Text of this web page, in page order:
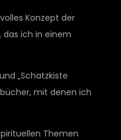
Konzept der
das ich in einem
„Schatzkiste
mit denen ich
Themen